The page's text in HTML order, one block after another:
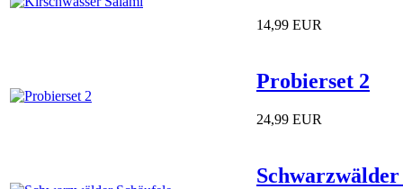
14,99 EUR
Probierset 2
24,99 EUR
Schwarzwälder